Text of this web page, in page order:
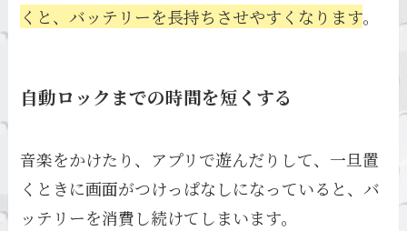
くと、バッテリーを長持ちさせやすくなります。
自動ロックまでの時間を短くする
音楽をかけたり、アプリで遊んだりして、一旦置
くときに画面がつけっぱなしになっていると、バ
ッテリーを消費し続けてしまいます。